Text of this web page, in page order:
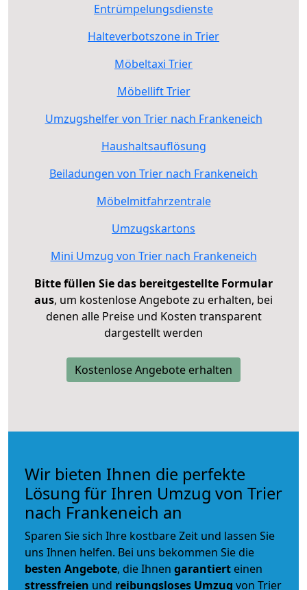
Entrümpelungsdienste
Halteverbotszone in Trier
Möbeltaxi Trier
Möbellift Trier
Umzugshelfer von Trier nach Frankeneich
Haushaltsauflösung
Beiladungen von Trier nach Frankeneich
Möbelmitfahrzentrale
Umzugskartons
Mini Umzug von Trier nach Frankeneich
Bitte füllen Sie das bereitgestellte Formular
aus, um kostenlose Angebote zu erhalten, bei
denen alle Preise und Kosten transparent
dargestellt werden
Kostenlose Angebote erhalten
Wir bieten Ihnen die perfekte
Lösung für Ihren Umzug von Trier
nach Frankeneich an
Sparen Sie sich Ihre kostbare Zeit und lassen Sie
uns Ihnen helfen. Bei uns bekommen Sie die
besten Angebote, die Ihnen garantiert einen
stressfreien und reibungsloses Umzug von Trier